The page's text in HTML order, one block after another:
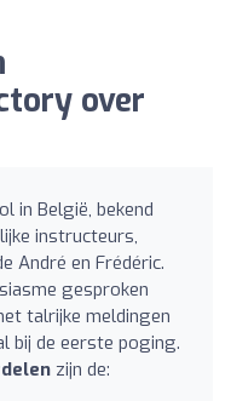
over
in België, bekend
instructeurs,
André en Frédéric.
gesproken
talrijke meldingen
bij de eerste poging.
zijn de: